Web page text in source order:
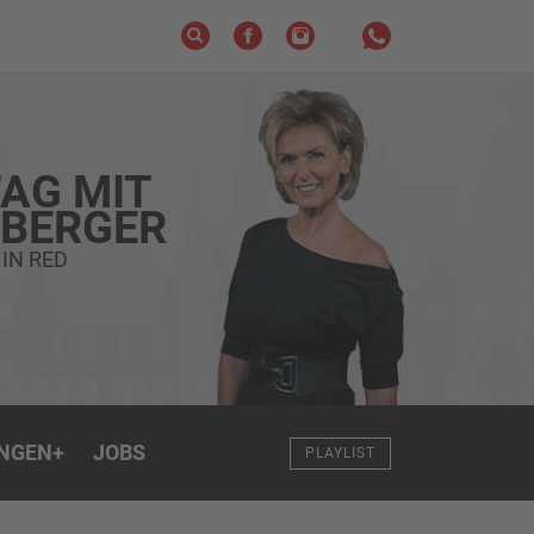
MIT
RED
+ JOBS PLAYLIST